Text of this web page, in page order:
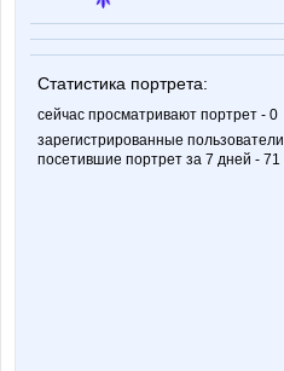
Статистика портрета:
сейчас просматривают портрет - 0
зарегистрированные пользователи
посетившие портрет за 7 дней - 71